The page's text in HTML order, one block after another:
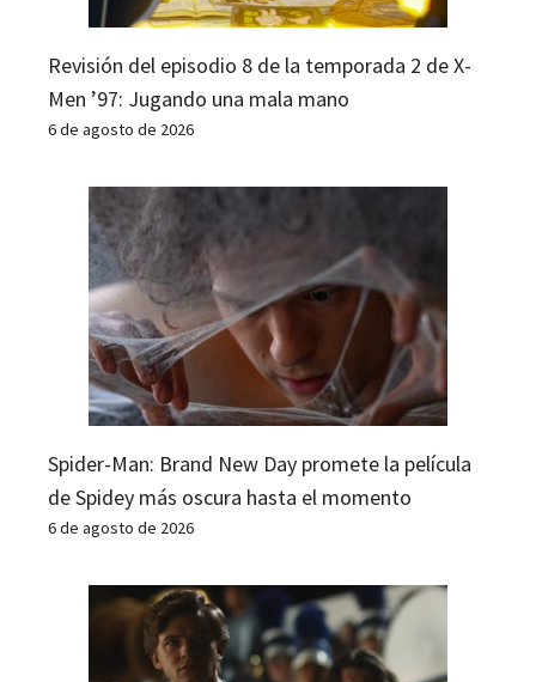
Revisión del episodio 8 de la temporada 2 de X-
Men ’97: Jugando una mala mano
6 de agosto de 2026
Spider-Man: Brand New Day promete la película
de Spidey más oscura hasta el momento
6 de agosto de 2026